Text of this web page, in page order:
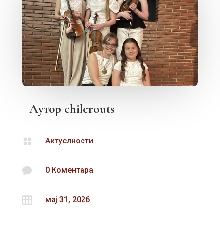
Аутор chilerouts
 Актуелности
 0 Коментара
 мај 31, 2026